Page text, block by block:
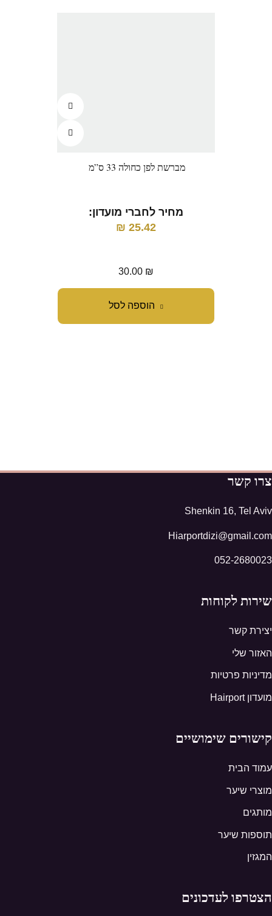
הוספה לסל
מברשת לפן כחולה 33 ס”מ
מחיר לחברי מועדון:
25.42
₪
30.00 ₪
צרו קשר
Shenkin 16, Tel Aviv
Hiarportdizi@gmail.com
052-2680023
שירות לקוחות
יצירת קשר
האזור שלי
מדיניות פרטיות
מועדון Hairport
קישורים שימושיים
עמוד הבית
מוצרי שיער
מותגים
תוספות שיער
המגזין
הצטרפו לעדכונים